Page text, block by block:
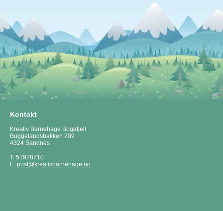
Kontakt
Kreativ Barnehage Bogafjell
Buggelandsbakken 209
4324 Sandnes
T: 51978710
E: post@kreativbarnehage.no